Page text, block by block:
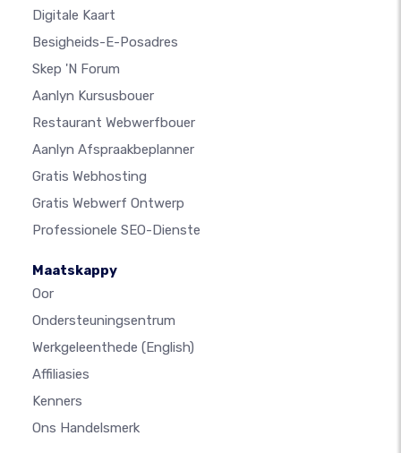
Digitale Kaart
Besigheids-E-Posadres
Skep 'n Forum
Aanlyn Kursusbouer
Restaurant Webwerfbouer
Aanlyn Afspraakbeplanner
Gratis Webhosting
Gratis Webwerf Ontwerp
Professionele SEO-Dienste
Maatskappy
Oor
Ondersteuningsentrum
Werkgeleenthede (English)
Affiliasies
Kenners
Ons Handelsmerk